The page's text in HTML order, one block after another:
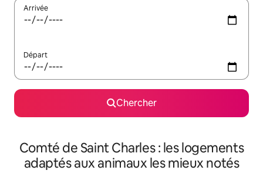
Arrivée
Départ
Chercher
Comté de Saint Charles : les logements
adaptés aux animaux les mieux notés